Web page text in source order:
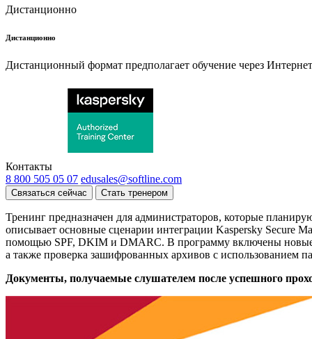
Дистанционно
Дистанционно
Дистанционный формат предполагает обучение через
Контакты
8 800 505 05 07 edusales@softline.com
Связаться сейчас Стать тренером
Тренинг предназначен для администраторов, которые
описывает основные сценарии интеграции Kaspersky Secure
помощью SPF, DKIM и DMARC. В программу включены новые
а также проверка зашифрованных архивов с использованием
Документы, получаемые слушателем после успешного